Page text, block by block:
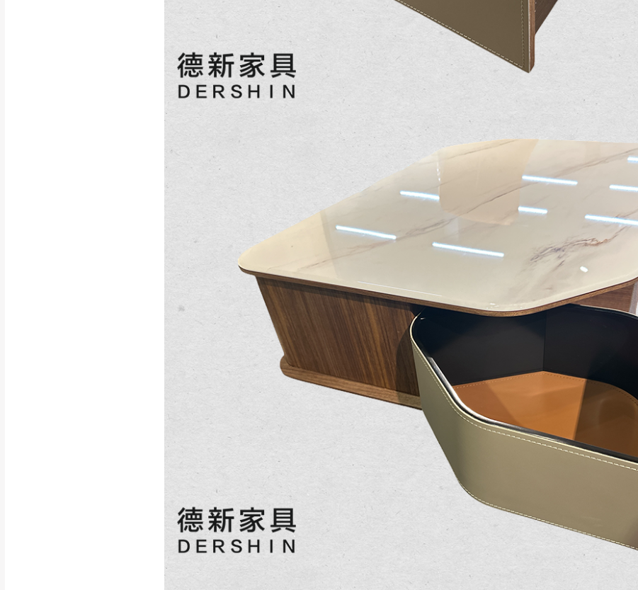
無回收家具服務，若需回收家俱可聯絡當地請清潔隊回收,免付費清運專線：0800-085-717